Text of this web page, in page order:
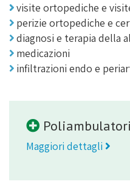
visite ortopediche e
perizie ortopediche e
diagnosi e terapia della
medicazioni
infiltrazioni endo e
Maggiori dettagli